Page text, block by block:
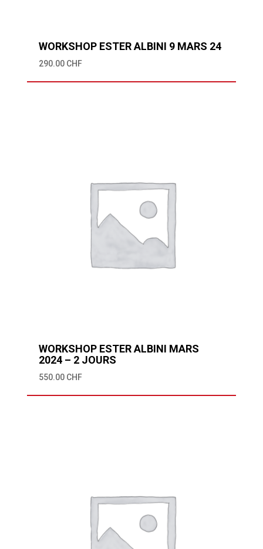
WORKSHOP ESTER ALBINI 9 MARS 24
290.00 CHF
WORKSHOP ESTER ALBINI MARS
2024 – 2 JOURS
550.00 CHF